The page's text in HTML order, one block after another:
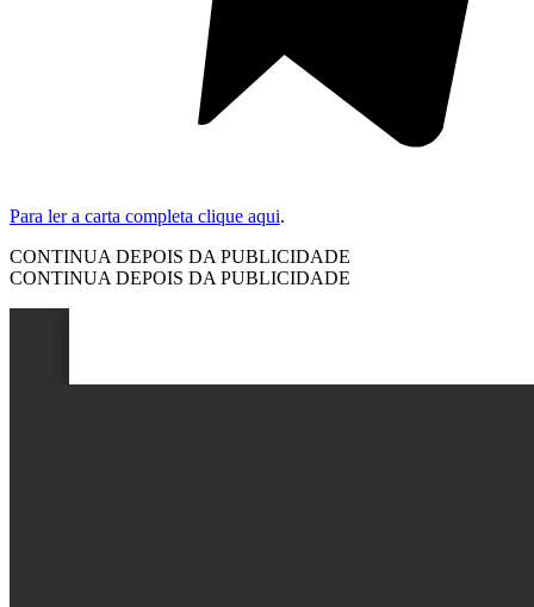
Para ler a carta completa clique aqui.
CONTINUA DEPOIS DA PUBLICIDADE
CONTINUA DEPOIS DA PUBLICIDADE